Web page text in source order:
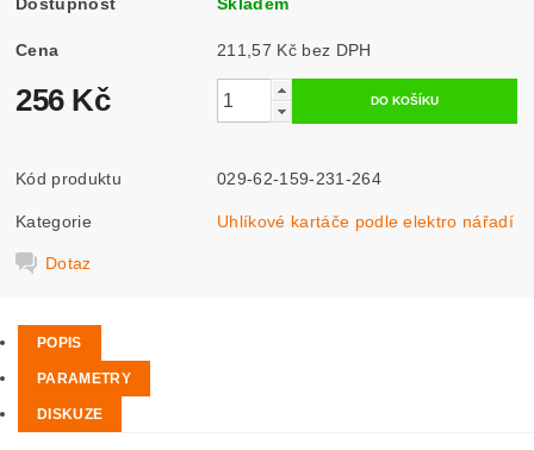
Cena 211,57 Kč bez DPH
256 Kč
Kód produktu 029-62-159-231-264
Kategorie Uhlíkové kartáče podle elektro nářadí
Dotaz
POPIS
PARAMETRY
DISKUZE